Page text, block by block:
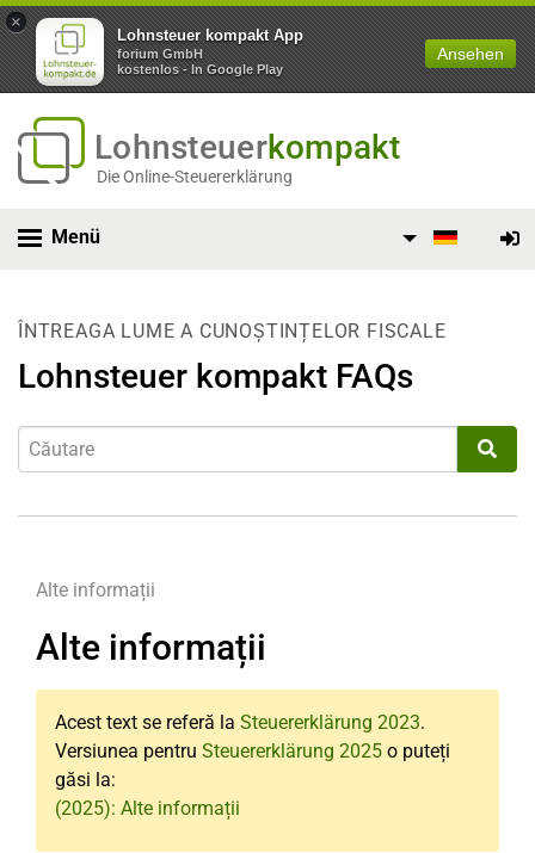
×
Lohnsteuer kompakt App
forium GmbH
kostenlos - In Google Play
Ansehen
Lohnsteuerkompakt
Die Online-Steuererklärung
Menü
ÎNTREAGA LUME A CUNOȘTINȚELOR FISCALE
Lohnsteuer kompakt FAQs
Alte informații
Alte informații
Acest text se referă la Steuererklärung 2023.
Versiunea pentru Steuererklärung 2025 o puteți
găsi la:
(2025): Alte informații